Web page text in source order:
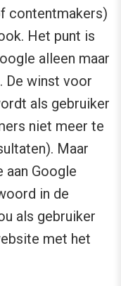
contentmakers)
Het punt is
alleen maar
De winst voor
als gebruiker
niet meer te
Maar
aan Google
in de
als gebruiker
met het